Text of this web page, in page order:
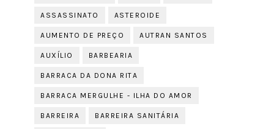
ASSASSINATO ASTEROIDE
AUMENTO DE PREÇO AUTRAN SANTOS
AUXÍLIO BARBEARIA
BARRACA DA DONA RITA
BARRACA MERGULHE - ILHA DO AMOR
BARREIRA BARREIRA SANITÁRIA